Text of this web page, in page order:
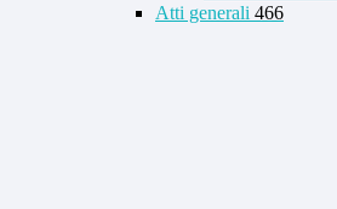
Atti generali 466